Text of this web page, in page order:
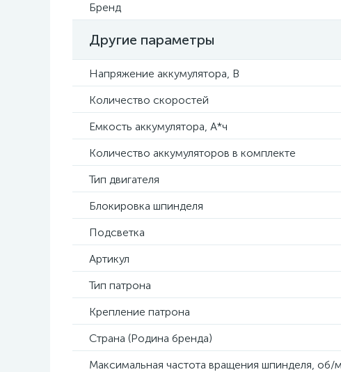
Бренд
Другие параметры
Напряжение аккумулятора, В
Количество скоростей
Емкость аккумулятора, А*ч
Количество аккумуляторов в комплекте
Тип двигателя
Блокировка шпинделя
Подсветка
Артикул
Тип патрона
Крепление патрона
Страна (Родина бренда)
Максимальная частота вращения шпинделя, об/